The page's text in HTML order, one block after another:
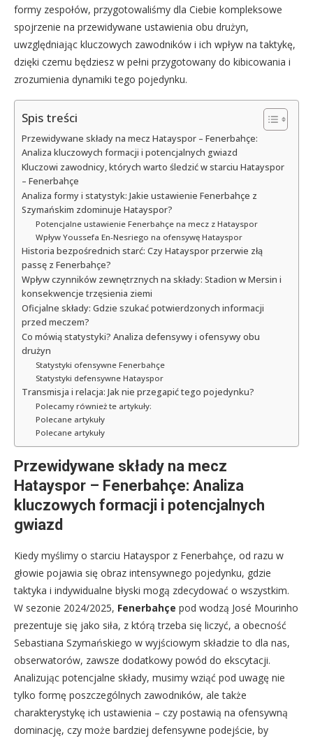
formy zespołów, przygotowaliśmy dla Ciebie kompleksowe
spojrzenie na przewidywane ustawienia obu drużyn,
uwzględniając kluczowych zawodników i ich wpływ na taktykę,
dzięki czemu będziesz w pełni przygotowany do kibicowania i
zrozumienia dynamiki tego pojedynku.
Spis treści
Przewidywane składy na mecz Hatayspor – Fenerbahçe:
Analiza kluczowych formacji i potencjalnych gwiazd
Kluczowi zawodnicy, których warto śledzić w starciu Hatayspor
– Fenerbahçe
Analiza formy i statystyk: Jakie ustawienie Fenerbahçe z
Szymańskim zdominuje Hatayspor?
Potencjalne ustawienie Fenerbahçe na mecz z Hatayspor
Wpływ Youssefa En-Nesriego na ofensywę Hatayspor
Historia bezpośrednich starć: Czy Hatayspor przerwie złą
passę z Fenerbahçe?
Wpływ czynników zewnętrznych na składy: Stadion w Mersin i
konsekwencje trzęsienia ziemi
Oficjalne składy: Gdzie szukać potwierdzonych informacji
przed meczem?
Co mówią statystyki? Analiza defensywy i ofensywy obu
drużyn
Statystyki ofensywne Fenerbahçe
Statystyki defensywne Hatayspor
Transmisja i relacja: Jak nie przegapić tego pojedynku?
Polecamy również te artykuły:
Polecane artykuły
Polecane artykuły
Przewidywane składy na mecz
Hatayspor – Fenerbahçe: Analiza
kluczowych formacji i potencjalnych
gwiazd
Kiedy myślimy o starciu Hatayspor z Fenerbahçe, od razu w
głowie pojawia się obraz intensywnego pojedynku, gdzie
taktyka i indywidualne błyski mogą zdecydować o wszystkim.
W sezonie 2024/2025, Fenerbahçe pod wodzą José Mourinho
prezentuje się jako siła, z którą trzeba się liczyć, a obecność
Sebastiana Szymańskiego w wyjściowym składzie to dla nas,
obserwatorów, zawsze dodatkowy powód do ekscytacji.
Analizując potencjalne składy, musimy wziąć pod uwagę nie
tylko formę poszczególnych zawodników, ale także
charakterystykę ich ustawienia – czy postawią na ofensywną
dominację, czy może bardziej defensywne podejście, by